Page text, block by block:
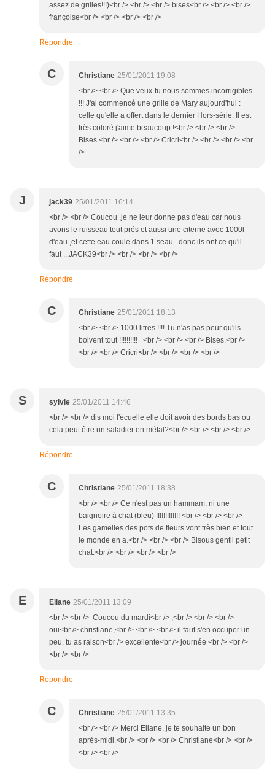
assez de grilles!!!)<br /> <br /> <br /> bises<br /> <br /> <br />
françoise<br /> <br /> <br /> <br />
Répondre
C Christiane 25/01/2011 19:08
<br /> <br /> Que veux-tu nous sommes incorrigibles
!!! J'ai commencé une grille de Mary aujourd'hui :
celle qu'elle a offert dans le dernier Hors-série. Il est
très coloré j'aime beaucoup !<br /> <br /> <br />
Bises.<br /> <br /> <br /> Cricri<br /> <br /> <br /> <br
/>
J jack39 25/01/2011 16:14
<br /> <br /> Coucou ,je ne leur donne pas d'eau car nous
avons le ruisseau tout prés et aussi une citerne avec 1000l
d'eau ,et cette eau coule dans 1 seau ..donc ils ont ce qu'il
faut ...JACK39<br /> <br /> <br /> <br />
Répondre
C Christiane 25/01/2011 18:13
<br /> <br /> 1000 litres !!!! Tu n'as pas peur qu'ils
boivent tout !!!!!!!!!! <br /> <br /> <br /> Bises.<br />
<br /> <br /> Cricri<br /> <br /> <br /> <br />
S sylvie 25/01/2011 14:46
<br /> <br /> dis moi l'écuelle elle doit avoir des bords bas ou
cela peut être un saladier en métal?<br /> <br /> <br /> <br />
Répondre
C Christiane 25/01/2011 18:38
<br /> <br /> Ce n'est pas un hammam, ni une
baignoire à chat (bleu) !!!!!!!!!!!!! <br /> <br /> <br />
Les gamelles des pots de fleurs vont très bien et tout
le monde en a.<br /> <br /> <br /> Bisous gentil petit
chat.<br /> <br /> <br /> <br />
E Eliane 25/01/2011 13:09
<br /> <br /> Coucou du mardi<br /> ,<br /> <br /> <br />
oui<br /> christiane,<br /> <br /> <br /> il faut s'en occuper un
peu, tu as raison<br /> excellente<br /> journée <br /> <br />
<br /> <br />
Répondre
C Christiane 25/01/2011 13:35
<br /> <br /> Merci Eliane, je te souhaite un bon
après-midi.<br /> <br /> <br /> Christiane<br /> <br />
<br /> <br />